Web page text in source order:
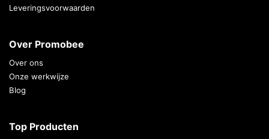
Leveringsvoorwaarden
Over Promobee
Over ons
Onze werkwijze
Blog
Top Producten